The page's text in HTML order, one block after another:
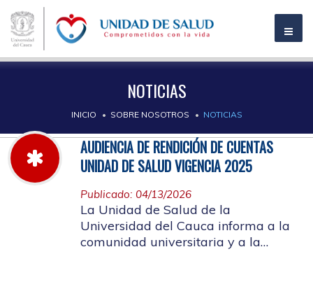
NOTICIAS
INICIO SOBRE NOSOTROS NOTICIAS
AUDIENCIA DE RENDICIÓN DE CUENTAS
UNIDAD DE SALUD VIGENCIA 2025
Publicado: 04/13/2026
La Unidad de Salud de la
Universidad del Cauca informa a la
comunidad universitaria y a la